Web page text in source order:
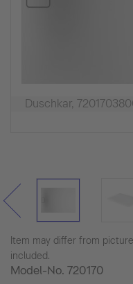
Duschkar,
Item may differ from
included.
Model-No. 720170